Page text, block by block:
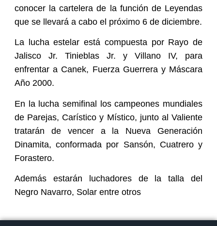
conocer la cartelera de la función de Leyendas
que se llevará a cabo el próximo 6 de diciembre.
La lucha estelar está compuesta por Rayo de
Jalisco Jr. Tinieblas Jr. y Villano IV, para
enfrentar a Canek, Fuerza Guerrera y Máscara
Año 2000.
En la lucha semifinal los campeones mundiales
de Parejas, Carístico y Místico, junto al Valiente
tratarán de vencer a la Nueva Generación
Dinamita, conformada por Sansón, Cuatrero y
Forastero.
Además estarán luchadores de la talla del
Negro Navarro, Solar entre otros